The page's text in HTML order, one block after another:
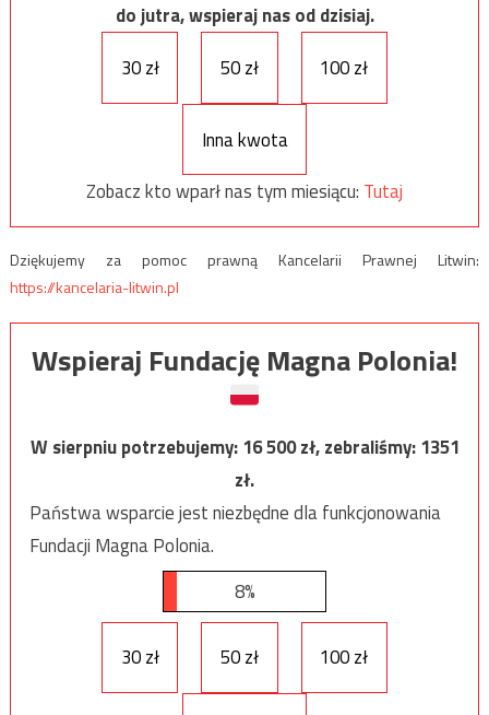
do jutra, wspieraj nas od dzisiaj.
30 zł
50 zł 100 zł
Inna kwota
Zobacz kto wparł nas tym miesiącu: Tutaj
Dziękujemy za pomoc prawną Kancelarii Prawnej Litwin:
https://kancelaria-litwin.pl
Wspieraj Fundację Magna Polonia!
W sierpniu potrzebujemy:16 500zł, zebraliśmy:1351
zł.
Państwa wsparcie jest niezbędne dla funkcjonowania
Fundacji Magna Polonia.
8%
30 zł 50 zł 100 zł